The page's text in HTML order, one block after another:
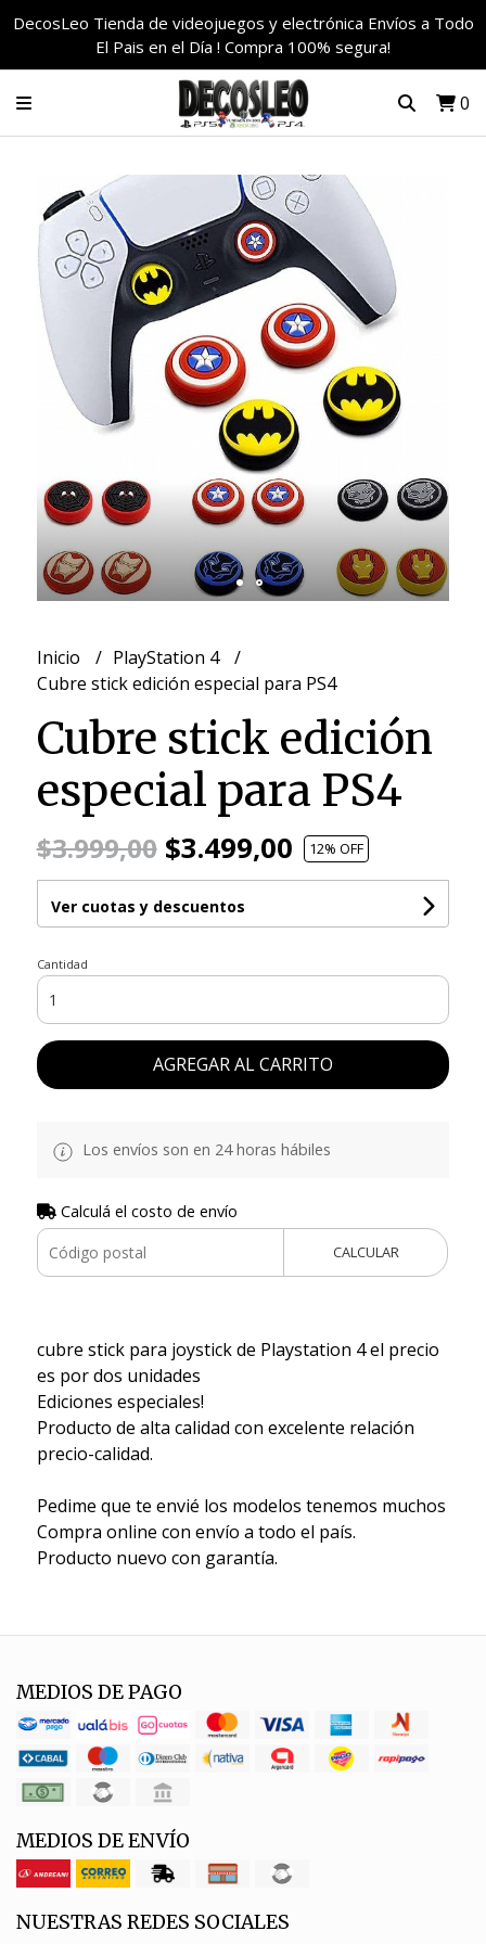
DecosLeo Tienda de videojuegos y electrónica Envíos a Todo
El Pais en el Día ! Compra 100% segura!
0
Inicio
PlayStation 4
Cubre stick edición especial para PS4
Cubre stick edición
especial para PS4
$3.999,00$3.499,00 12% OFF
Ver cuotas y descuentos
Cantidad
AGREGAR AL CARRITO
Los envíos son en 24 horas hábiles
Calculá el costo de envío
CALCULAR
cubre stick para joystick de Playstation 4 el precio
es por dos unidades
Ediciones especiales!
Producto de alta calidad con excelente relación
precio-calidad.
Pedime que te envié los modelos tenemos muchos
Compra online con envío a todo el país.
Producto nuevo con garantía.
MEDIOS DE PAGO
MEDIOS DE ENVÍO
NUESTRAS REDES SOCIALES